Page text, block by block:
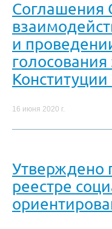
Соглашения
и
16 июня 2020 г.
Утверждено
реестре